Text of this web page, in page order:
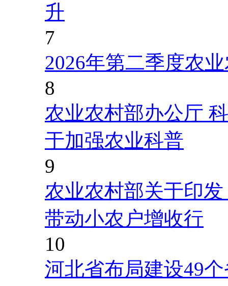
升
7
2026年第二季度农
8
农业农村部办公厅
于加强农业科普
9
农业农村部关于印
带动小农户增收行
10
河北省布局建设49